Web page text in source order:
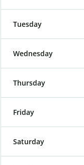
Tuesday
Wednesday
Thursday
Friday
Saturday